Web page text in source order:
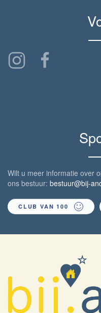
Wilt u meer informatie over
ons bestuur: bestuur@bij-
CLUB VAN 100